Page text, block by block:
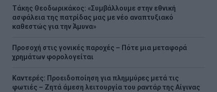
Τάκης Θεοδωρικάκος: «Συμβάλλουμε στην εθνική
ασφάλεια της πατρίδας μας με νέο αναπτυξιακό
καθεστώς για την Άμυνα»
Προσοχή στις γονικές παροχές – Πότε μια μεταφορά
χρημάτων φορολογείται
Καντερές: Προειδοποίηση για πλημμύρες μετά τις
φωτιές – Ζητά άμεση λειτουργία του ραντάρ της Αίγινας